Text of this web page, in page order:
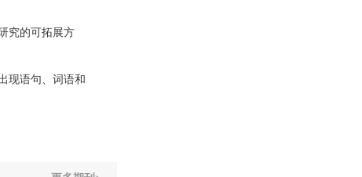
究的可拓展方
现语句、词语和